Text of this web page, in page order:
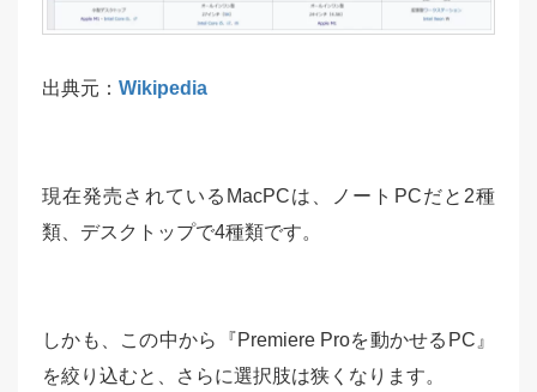
出典元： Wikipedia
現在発売されているMacPCは、ノートPCだと2種
類、デスクトップで4種類です。
しかも、この中から『Premiere Proを動かせるPC』
を絞り込むと、さらに選択肢は狭くなります。